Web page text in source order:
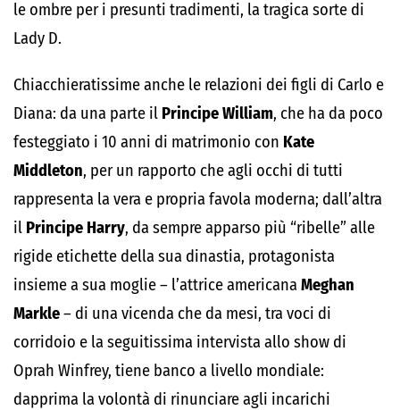
le ombre per i presunti tradimenti, la tragica sorte di
Lady D.
Chiacchieratissime anche le relazioni dei figli di Carlo e
Diana: da una parte il Principe William, che ha da poco
festeggiato i 10 anni di matrimonio con Kate
Middleton, per un rapporto che agli occhi di tutti
rappresenta la vera e propria favola moderna; dall’altra
il Principe Harry, da sempre apparso più “ribelle” alle
rigide etichette della sua dinastia, protagonista
insieme a sua moglie – l’attrice americana Meghan
Markle– di una vicenda che da mesi, tra voci di
corridoio e la seguitissima intervista allo show di
Oprah Winfrey, tiene banco a livello mondiale:
dapprima la volontà di rinunciare agli incarichi